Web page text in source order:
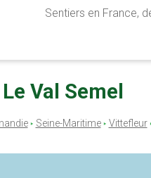
Sentiers en France,
Val Semel
Seine-Maritime Vittefleur